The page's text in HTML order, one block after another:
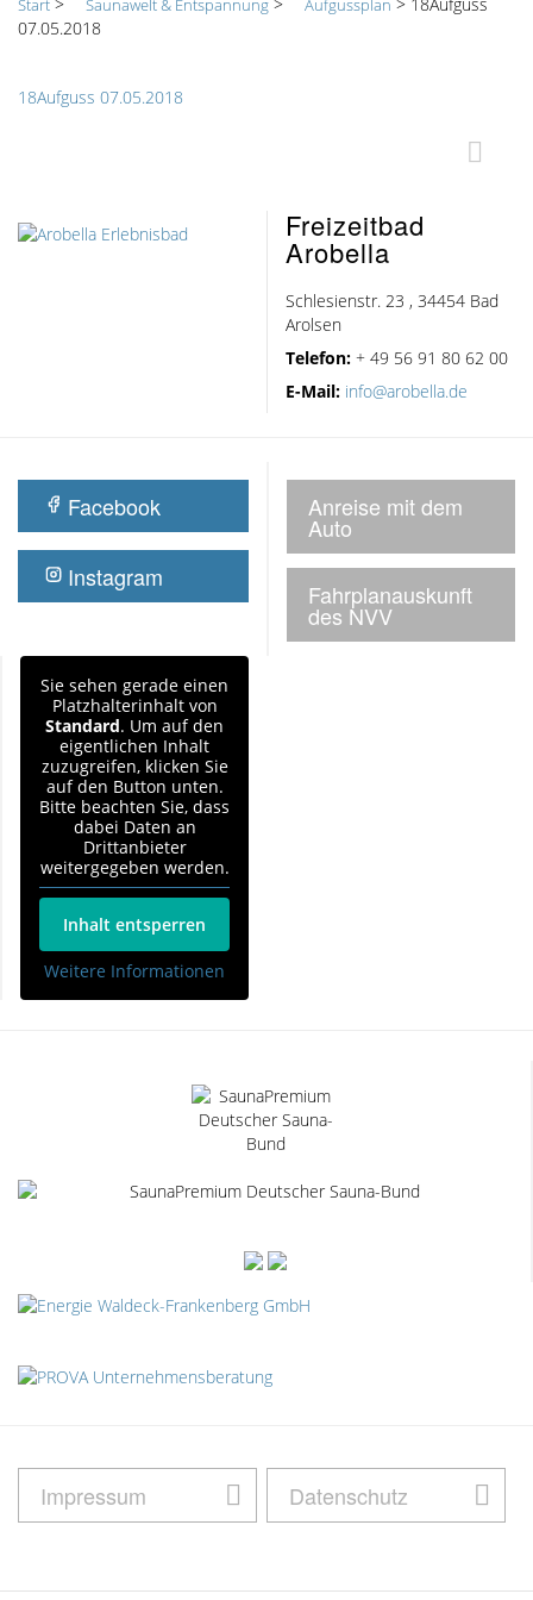
Start Saunawelt & Entspannung Aufgussplan
07.05.2018
18Aufguss 07.05.2018
Freizeitbad
Arobella
Schlesienstr. 23 , 34454 Bad
Arolsen
Telefon: + 49 56 91 80 62 00
E-Mail: info@arobella.de
Facebook
Instagram
Anreise mit dem
Auto
Fahrplanauskunft
des NVV
Sie sehen gerade einen
Platzhalterinhalt von
Standard. Um auf den
eigentlichen Inhalt
zuzugreifen, klicken Sie
auf den Button unten.
Bitte beachten Sie, dass
dabei Daten an
Drittanbieter
weitergegeben werden.
Inhalt entsperren
Weitere Informationen
Impressum Datenschutz